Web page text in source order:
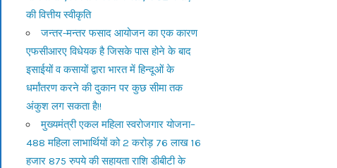
की वित्तीय स्वीकृति
जन्तर-मन्तर फसाद आयोजन का एक कारण
एफसीआरए विधेयक है जिसके पास होने के बाद
इसाईयों व कसायों द्वारा भारत में हिन्दूओं के
धर्मांतरण करने की दुकान पर कुछ सीमा तक
अंकुश लग सकता है!!
मुख्यमंत्री एकल महिला स्वरोजगार योजना–
488 महिला लाभार्थियों को 2 करोड़ 76 लाख 16
हजार 875 रुपये की सहायता राशि डीबीटी के